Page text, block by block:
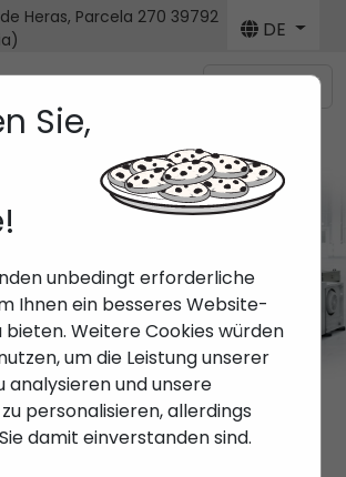
Heras, Parcela 270 39792
DE
Menú
> ARBURG
Sie,
unbedingt erforderliche
Ihnen ein besseres Website-
bieten. Weitere Cookies würden
um die Leistung unserer
analysieren und unsere
personalisieren, allerdings
damit einverstanden sind.